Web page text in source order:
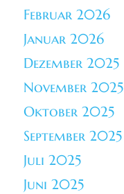
Februar 2026
Januar 2026
Dezember 2025
November 2025
Oktober 2025
September 2025
Juli 2025
Juni 2025